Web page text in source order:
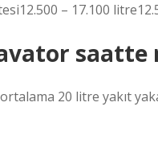
– 17.100
saatte
20 litre yakıt